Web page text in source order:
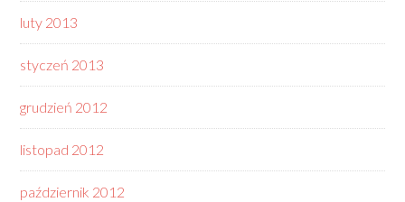
luty 2013
styczeń 2013
grudzień 2012
listopad 2012
październik 2012